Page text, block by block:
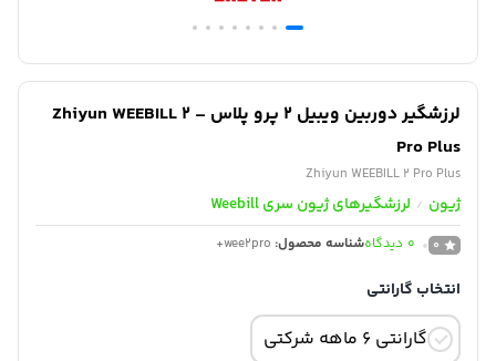
لرزشگیر دوربین ویبیل ۲ پرو پلاس – Zhiyun WEEBILL 2
Pro Plus
Zhiyun WEEBILL 2 Pro Plus
ژیون / لرزشگیرهای ژیون سری Weebill
0
0 دیدگاهشناسه محصول: wee2pro+
انتخاب گارانتی
گارانتی 6 ماهه شرکتی